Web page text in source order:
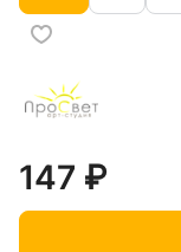
147 ₽